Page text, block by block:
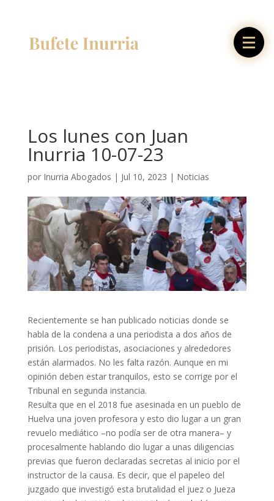
Los lunes con Juan
Inurria 10-07-23
por Inurria Abogados | Jul 10, 2023 | Noticias
Recientemente se han publicado noticias donde se
habla de la condena a una periodista a dos años de
prisión. Los periodistas, asociaciones y alrededores
están alarmados. No les falta razón. Aunque en mi
opinión deben estar tranquilos, esto se corrige por el
Tribunal en segunda instancia.
Resulta que en el 2018 fue asesinada en un pueblo de
Huelva una joven profesora y esto dio lugar a un gran
revuelo mediático –no podía ser de otra manera– y
procesalmente hablando dio lugar a unas diligencias
previas que fueron declaradas secretas al inicio por el
instructor de la causa. Es decir, que el papeleo del
juzgado que investigó esta brutalidad el juez o Jueza